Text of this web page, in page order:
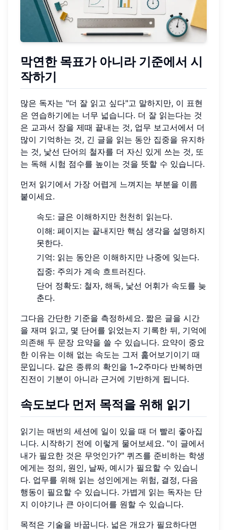
막연한 목표가 아니라 기준에서 시
작하기
많은 독자는 "더 잘 읽고 싶다"고 말하지만, 이 표현
은 연습하기에는 너무 넓습니다. 더 잘 읽는다는 것
은 교과서 장을 제때 끝내는 것, 업무 보고서에서 더
많이 기억하는 것, 긴 글을 읽는 동안 집중을 유지하
는 것, 낯선 단어의 철자를 더 자신 있게 쓰는 것, 또
는 독해 시험 점수를 높이는 것을 뜻할 수 있습니다.
먼저 읽기에서 가장 어렵게 느껴지는 부분을 이름
붙이세요.
속도: 글은 이해하지만 천천히 읽는다.
이해: 페이지는 끝내지만 핵심 생각을 설명하지
못한다.
기억: 읽는 동안은 이해하지만 나중에 잊는다.
집중: 주의가 계속 흐트러진다.
단어 정확도: 철자, 해독, 낯선 어휘가 속도를 늦
춘다.
그다음 간단한 기준을 측정하세요. 짧은 글을 시간
을 재며 읽고, 몇 단어를 읽었는지 기록한 뒤, 기억에
의존해 두 문장 요약을 쓸 수 있습니다. 요약이 중요
한 이유는 이해 없는 속도는 그저 훑어보기이기 때
문입니다. 같은 종류의 확인을 1~2주마다 반복하면
진전이 기분이 아니라 근거에 기반하게 됩니다.
속도보다 먼저 목적을 위해 읽기
읽기는 매번의 세션에 일이 있을 때 더 빨리 좋아집
니다. 시작하기 전에 이렇게 물어보세요. "이 글에서
내가 필요한 것은 무엇인가?" 퀴즈를 준비하는 학생
에게는 정의, 원인, 날짜, 예시가 필요할 수 있습니
다. 업무를 위해 읽는 성인에게는 위험, 결정, 다음
행동이 필요할 수 있습니다. 가볍게 읽는 독자는 단
지 이야기나 큰 아이디어를 원할 수 있습니다.
목적은 기술을 바꿉니다. 넓은 개요가 필요하다면